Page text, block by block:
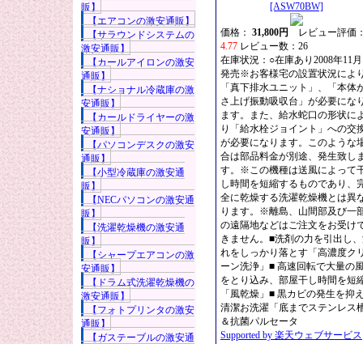
販】
【エアコンの激安通販】
【サラウンドシステムの
激安通販】
【カールアイロンの激安
通販】
【ナショナル冷蔵庫の激
安通販】
【カールドライヤーの激
安通販】
【パソコンデスクの激安
通販】
【小型冷蔵庫の激安通
販】
【NECパソコンの激安通
販】
【洗濯乾燥機の激安通
販】
【シャープエアコンの激
安通販】
【ドラム式洗濯乾燥機の
激安通販】
【フォトプリンタの激安
通販】
【ガステーブルの激安通
[ASW70BW]
価格： 31,800円
レビュー評価
4.77 レビュー数：26
在庫状況：○在庫あり2008年11月
発売※お客様宅の設置状況によ
「真下排水ユニット」、「本体
さ上げ振動吸収台」が必要にな
ます。また、給水蛇口の形状に
り「給水栓ジョイント」への交
が必要になります。このような
合は部品料金が別途、発生致し
す。※この機種は送風によって
し時間を短縮するものであり、
全に乾燥する洗濯乾燥機とは異
ります。※離島、山間部及び一
の遠隔地などはご注文をお受け
きません。■洗剤の力を引出し
れをしっかり落とす「高濃度ク
ーン洗浄」■ 高速回転で大量の
をとり込み、部屋干し時間を短
「風乾燥」■ 黒カビの発生を抑
清潔お洗濯「底までステンレス
＆抗菌パルセータ
Supported by 楽天ウェブサービス